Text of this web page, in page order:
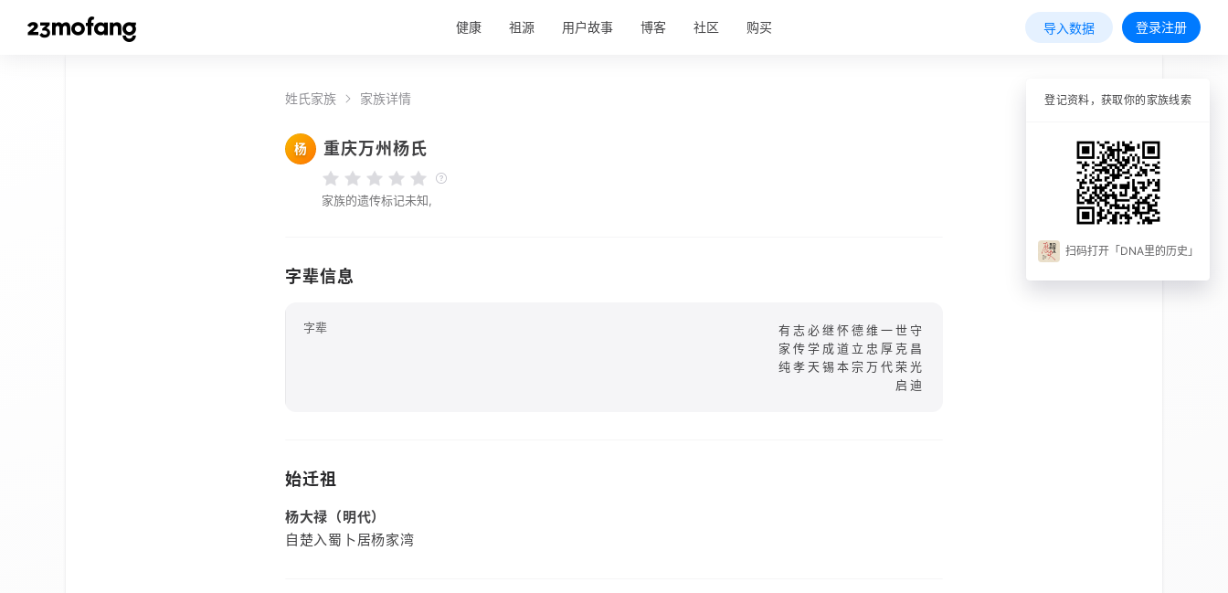
健康 祖源 用户故事 博客 社区 购买 导入数据 登录注册
姓氏家族 家族详情
杨 重庆万州杨氏
家族的遗传标记未知,
字辈信息
字辈
有志必继怀德维一世守
家传学成道立忠厚克昌
纯孝天锡本宗万代荣光
启迪
始迁祖
杨大禄（明代）
自楚入蜀卜居杨家湾
登记资料，获取你的家族线索
扫码打开「DNA里的历史」